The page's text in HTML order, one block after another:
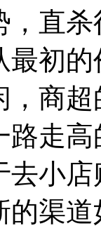
，直
最初
，商
路走
去小
渠道